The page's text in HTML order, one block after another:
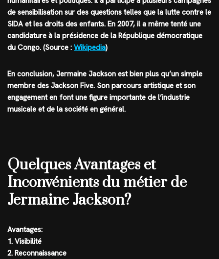
de sensibilisation sur des questions telles que la lutte contre le
SIDA et les droits des enfants. En 2007, il a même tenté une
candidature à la présidence de la République démocratique
du Congo. (Source : Wikipedia)
En conclusion, Jermaine Jackson est bien plus qu’un simple
membre des Jackson Five. Son parcours artistique et son
engagement en font une figure importante de l’industrie
musicale et de la société en général.
Quelques Avantages et
Inconvénients du métier de
Jermaine Jackson?
Avantages:
1. Visibilité
2. Reconnaissance